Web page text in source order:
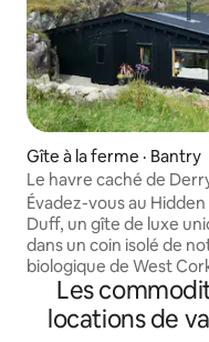
Gîte à la ferme · Bantry
Le havre caché de
retraite romantique
Évadez-vous au
Duff, un gîte de luxe
dans un coin isolé de
biologique de West
20 minutes de Bantry
Nous avons conçu
retraite écologique
Les
locations de